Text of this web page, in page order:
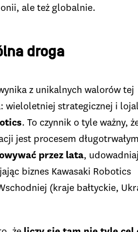
ale też globalnie.
droga
z unikalnych walorów tej
wieloletniej strategicznej i
. To czynnik o tyle ważny,
jest procesem
przez lata,
biznes Kawasaki Robotics
(kraje bałtyckie,